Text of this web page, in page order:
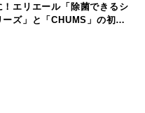
！エリエール「除菌できるシ
ーズ」と「CHUMS」の初コ